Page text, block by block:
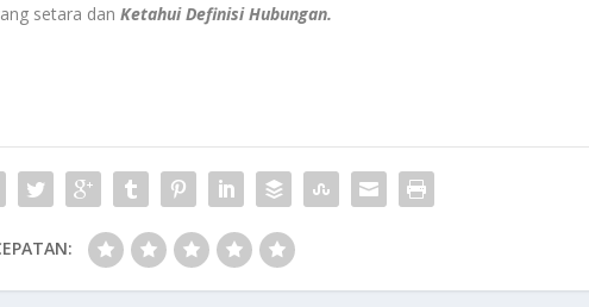
setara danKetahui Definisi Hubungan.